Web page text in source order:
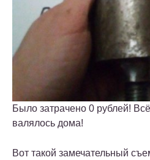
Было затрачено 0 рублей!
валялось дома!
Вот такой замечательный